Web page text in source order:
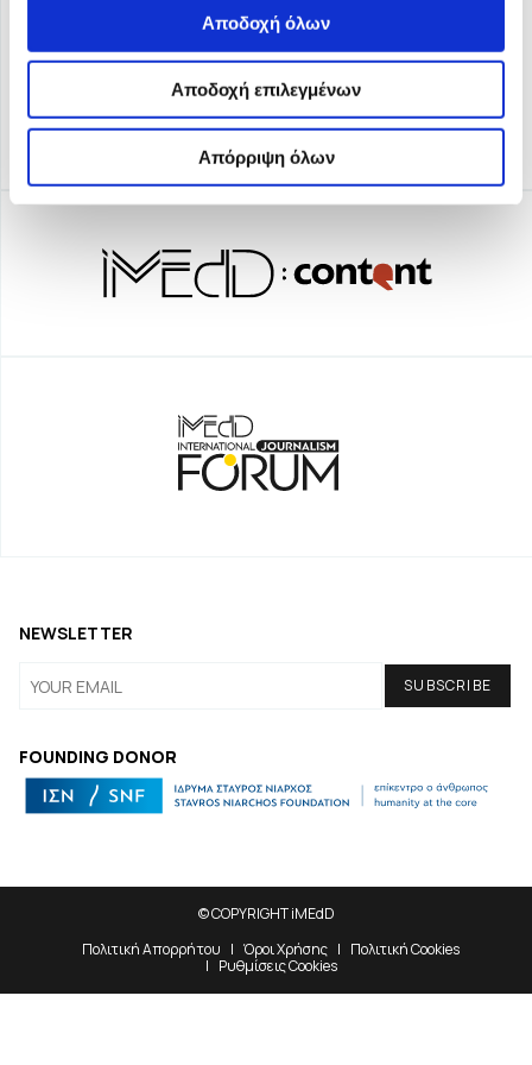
Αποδοχή όλων
Αποδοχή επιλεγμένων
Απόρριψη όλων
FOUNDING DONOR
NEWSLETTER
© COPYRIGHT iMEdD
Πολιτική Απορρήτου
Όροι Χρήσης
Πολιτική Cookies
Ρυθμίσεις Cookies